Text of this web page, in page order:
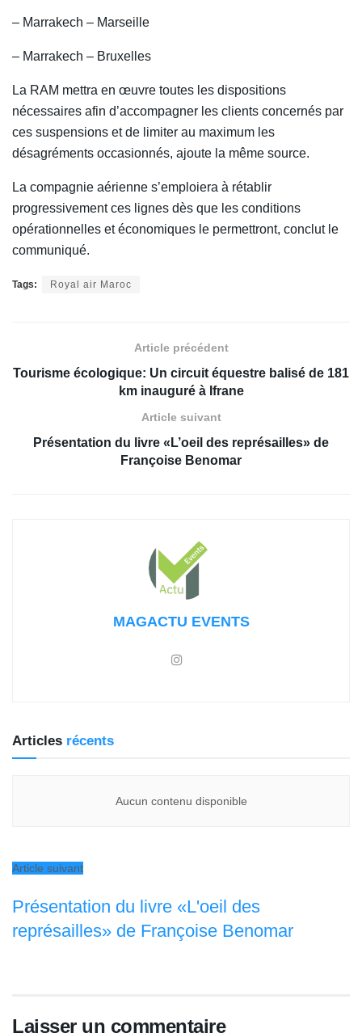
– Marrakech – Marseille
– Marrakech – Bruxelles
La RAM mettra en œuvre toutes les dispositions
nécessaires afin d’accompagner les clients concernés par
ces suspensions et de limiter au maximum les
désagréments occasionnés, ajoute la même source.
La compagnie aérienne s’emploiera à rétablir
progressivement ces lignes dès que les conditions
opérationnelles et économiques le permettront, conclut le
communiqué.
Tags: Royal air Maroc
Article précédent
Tourisme écologique: Un circuit équestre balisé de 181
km inauguré à Ifrane
Article suivant
Présentation du livre «L’oeil des représailles» de
Françoise Benomar
MAGACTU EVENTS
Articles récents
Aucun contenu disponible
Article suivant
Présentation du livre «L'oeil des
représailles» de Françoise Benomar
Laisser un commentaire